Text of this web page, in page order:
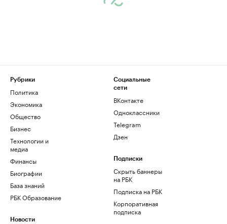
Рубрики
Политика
Экономика
Общество
Бизнес
Технологии и
медиа
Финансы
Биографии
База знаний
РБК Образование
Новости
Социальные
сети
ВКонтакте
Одноклассники
Telegram
Дзен
Подписки
Скрыть баннеры
на РБК
Подписка на РБК
Корпоративная
подписка